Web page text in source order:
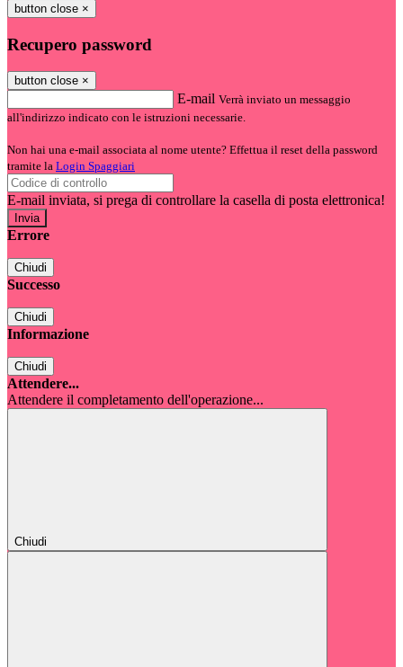
button close ×
Recupero password
button close ×
E-mail Verrà inviato un messaggio
all'indirizzo indicato con le istruzioni necessarie.
Non hai una e-mail associata al nome utente? Effettua il reset della password
tramite la Login Spaggiari
E-mail inviata, si prega di controllare la casella di posta elettronica!
Errore
Chiudi
Successo
Chiudi
Informazione
Chiudi
Attendere...
Attendere il completamento dell'operazione...
Chiudi